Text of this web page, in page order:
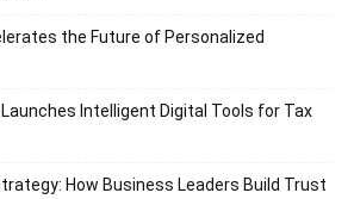
the Future of Personalized
Intelligent Digital Tools for Tax
How Business Leaders Build Trust